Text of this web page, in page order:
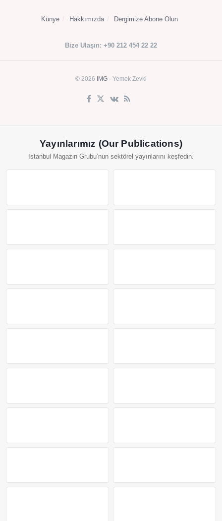
Künye Hakkımızda Dergimize Abone Olun
Bize Ulaşın: +90 212 454 22 22
© 2026 IMG - Yemek Zevki
Yayınlarımız (Our Publications)
İstanbul Magazin Grubu’nun sektörel yayınlarını keşfedin.